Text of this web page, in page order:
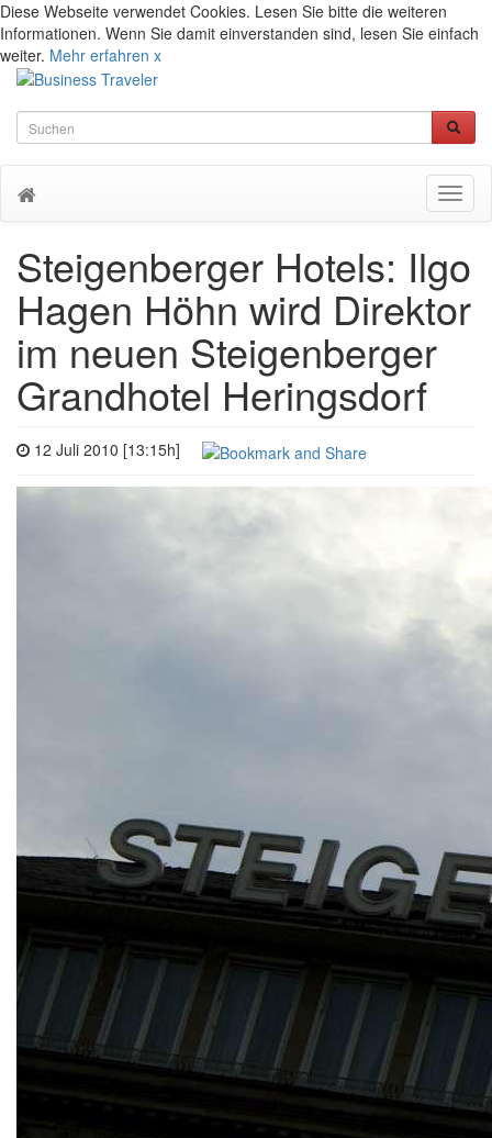
Diese Webseite verwendet Cookies. Lesen Sie bitte die weiteren
Informationen. Wenn Sie damit einverstanden sind, lesen Sie einfach
weiter. Mehr erfahren x
Steigenberger Hotels: Ilgo
Hagen Höhn wird Direktor
im neuen Steigenberger
Grandhotel Heringsdorf
12 Juli 2010 [13:15h]